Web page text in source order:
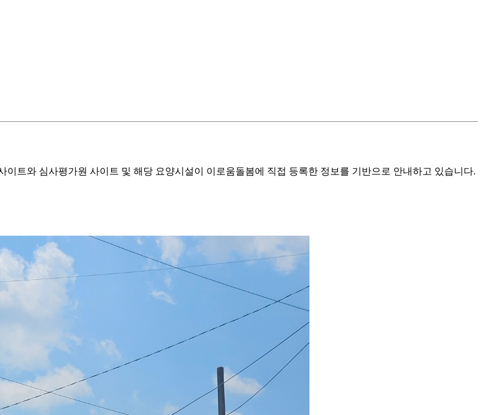
트와 심사평가원 사이트 및 해당 요양시설이 이로움돌봄에 직접 등록한 정보를 기반으로 안내하고 있습니다.